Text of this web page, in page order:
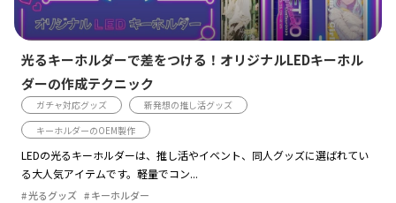
光るキーホルダーで差をつける！オリジナルLEDキーホル
ダーの作成テクニック
ガチャ対応グッズ
新発想の推し活グッズ
キーホルダーのOEM製作
LEDの光るキーホルダーは、推し活やイベント、同人グッズに選ばれてい
る大人気アイテムです。軽量でコン...
光るグッズ キーホルダー